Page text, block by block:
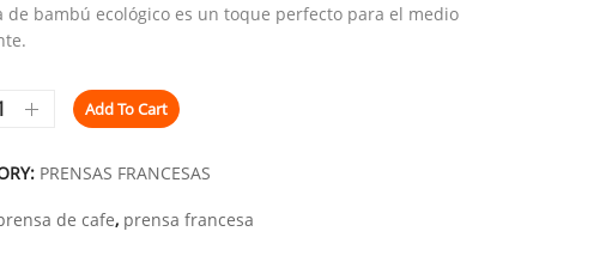
de bambú ecológico es un toque perfecto para el medio
Add To Cart
PRENSAS FRANCESAS
de cafe, prensa francesa